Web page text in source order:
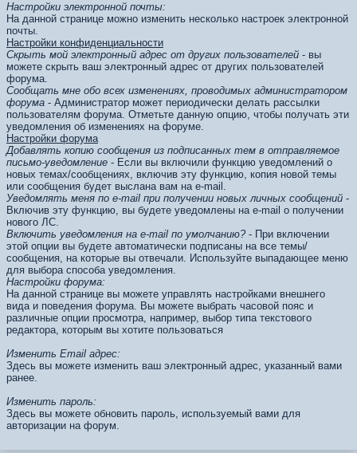
Настройки электронной почты:
На данной странице можно изменить несколько настроек электронной
почты.
Настройки конфиденциальности
Скрыть мой электронный адрес от других пользователей - вы
можете скрыть ваш электронный адрес от других пользователей
форума.
Сообщать мне обо всех изменениях, проводимых администратором
форума - Администратор может периодически делать рассылки
пользователям форума. Отметьте данную опцию, чтобы получать эти
уведомления об изменениях на форуме.
Настройки форума
Добавлять копию сообщения из подписанных тем в отправляемое
письмо-уведомление - Если вы включили функцию уведомлений о
новых темах/сообщениях, включив эту функцию, копия новой темы
или сообщения будет выслана вам на e-mail.
Уведомлять меня по e-mail при получении новых личных сообщений -
Включив эту функцию, вы будете уведомлены на e-mail о получении
нового ЛС.
Включить уведомления на e-mail по умолчанию?- При включении
этой опции вы будете автоматически подписаны на все темы/
сообщения, на которые вы отвечали. Используйте выпадающее меню
для выбора способа уведомления.
Настройки форума:
На данной странице вы можете управлять настройками внешнего
вида и поведения форума. Вы можете выбрать часовой пояс и
различные опции просмотра, например, выбор типа текстового
редактора, которым вы хотите пользоваться
Изменить Email адрес:
Здесь вы можете изменить ваш электронный адрес, указанный вами
ранее.
Изменить пароль:
Здесь вы можете обновить пароль, используемый вами для
авторизации на форум.